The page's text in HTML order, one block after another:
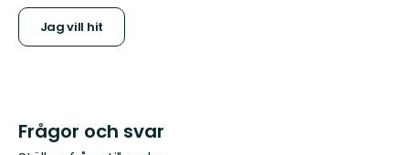
Jag vill hit
Frågor och svar